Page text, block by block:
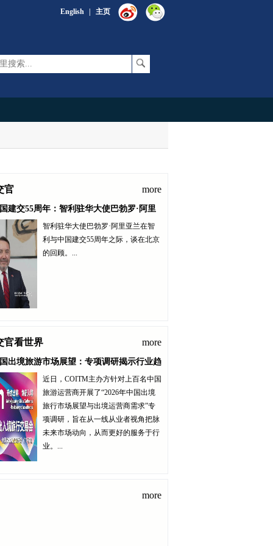
English | 主页
官 more
建交55周年：智利驻华大使巴勃罗·阿里
的回顾
智利驻华大使巴勃罗·阿里亚兰在智
利与中国建交55周年之际，谈在北京
的回顾。...
官看世界 more
出境旅游市场展望：专项调研揭示行业趋
近日，COITM主办方针对上百名中国
旅游运营商开展了“2026年中国出境
旅行市场展望与出境运营商需求”专
项调研，旨在从一线从业者视角把脉
未来市场动向，从而更好的服务于行
业。...
more